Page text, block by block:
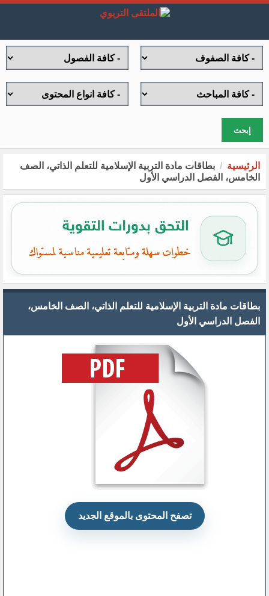
إبحث
الرئيسية
بطاقات مادة التربية الإسلامية للتعلم الذاتي، الصف
الخامس، الفصل الدراسي الأول
بطاقات مادة التربية الإسلامية للتعلم الذاتي، الصف الخامس،
الفصل الدراسي الأول
تصفح المحتوى بالموقع الجديد